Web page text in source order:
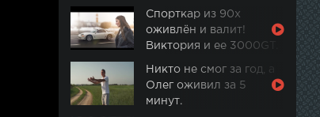
Спорткар из 90х
оживлён и валит!
Виктория и ее 3000GT.
Никто не смог за год, а
Олег оживил за 5
минут.